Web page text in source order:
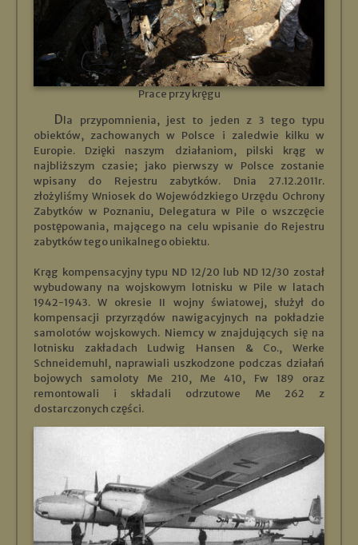
Prace przy kręgu
Dla przypomnienia, jest to jeden z 3 tego typu
obiektów, zachowanych w Polsce i zaledwie kilku w
Europie. Dzięki naszym działaniom, pilski krąg w
najbliższym czasie; jako pierwszy w Polsce zostanie
wpisany do Rejestru zabytków. Dnia 27.12.2011r.
złożyliśmy Wniosek do Wojewódzkiego Urzędu Ochrony
Zabytków w Poznaniu, Delegatura w Pile o wszczęcie
postępowania, mającego na celu wpisanie do Rejestru
zabytków tego unikalnego obiektu.
Krąg kompensacyjny typu ND 12/20 lub ND 12/30 został
wybudowany na wojskowym lotnisku w Pile w latach
1942-1943. W okresie II wojny światowej, służył do
kompensacji przyrządów nawigacyjnych na pokładzie
samolotów wojskowych. Niemcy w znajdujących się na
lotnisku zakładach Ludwig Hansen & Co., Werke
Schneidemuhl, naprawiali uszkodzone podczas działań
bojowych samoloty Me 210, Me 410, Fw 189 oraz
remontowali i składali odrzutowe Me 262 z
dostarczonych części.